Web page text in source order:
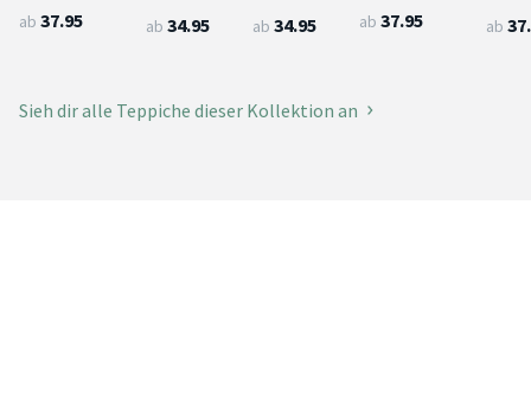
ab 37.95 ab 34.95 ab 34.95 ab 37.95 ab
Sieh dir alle Teppiche dieser Kollektion an